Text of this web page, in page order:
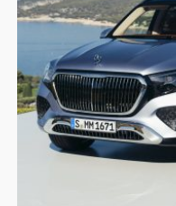
NEWSLETTER
SÍGUENOS